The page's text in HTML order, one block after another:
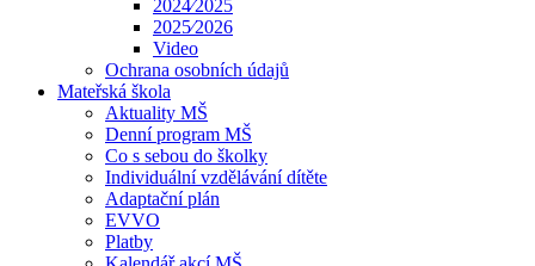
2024⁄2025
2025⁄2026
Video
Ochrana osobních údajů
Mateřská škola
Aktuality MŠ
Denní program MŠ
Co s sebou do školky
Individuální vzdělávání dítěte
Adaptační plán
EVVO
Platby